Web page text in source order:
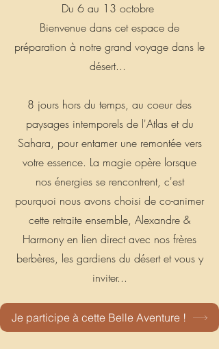
Du 6 au 13 octobre
Bienvenue dans cet espace de
préparation à notre grand voyage dans le
désert...
8 jours hors du temps, au coeur des
paysages intemporels de l'Atlas et du
Sahara, pour entamer une remontée vers
votre essence. La magie opère lorsque
nos énergies se rencontrent, c'est
pourquoi nous avons choisi de co-animer
cette retraite ensemble, Alexandre &
Harmony en lien direct avec nos frères
berbères, les gardiens du désert et vous y
inviter...
Je participe à cette Belle Aventure !